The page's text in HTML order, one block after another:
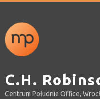
C.H.
Centrum Południe Office,